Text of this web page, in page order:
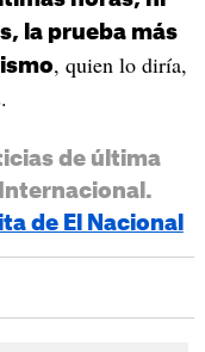
la prueba más
, quien lo diría,
de última
de El Nacional